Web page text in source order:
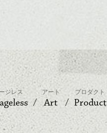
ジレス アート
Art
プロダクト
Product